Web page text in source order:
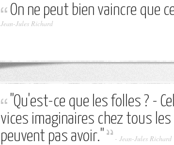
On ne peut bien vaincre que
Jean-Jules Richard
"Qu'est-ce que les folles ? -
vices imaginaires chez tous
peuvent pas avoir."
- Jean-Jules Richard